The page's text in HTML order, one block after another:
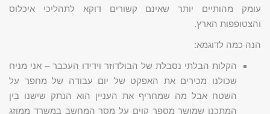
עומק מהותיים יותר שאינם קשורים דוקא לתהליכי איכלוס
והצטופפות הארץ.
הנה כמה לדוגמא:
הקלות הבלתי נסבלת של הבולדוזר וידידו העכבר – אני מניח
שכולנו מכירים את האפקט של יום עבודה של מחפר על
השטח אבל מה שמחריף את העניין הוא הנתק שישנו בין
המתכנן שמושך מספר קוים על מסך המחשב במשרד ממוזג